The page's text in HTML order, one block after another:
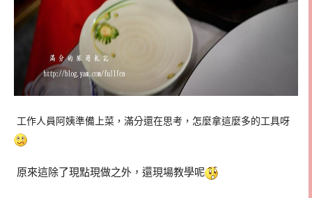
工作人員阿姨準備上菜，滿分還在思考，怎麼拿這麼多的工具呀
原來這除了現點現做之外，還現場教學呢